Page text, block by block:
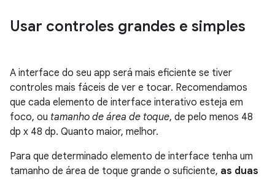
Usar controles grandes e simples
A interface do seu app será mais eficiente se tiver
controles mais fáceis de ver e tocar. Recomendamos
que cada elemento de interface interativo esteja em
foco, ou tamanho de área de toque, de pelo menos 48
dp x 48 dp. Quanto maior, melhor.
Para que determinado elemento de interface tenha um
tamanho de área de toque grande o suficiente, as duas